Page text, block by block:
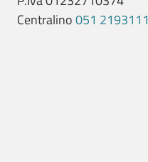
Centralino051 2193111